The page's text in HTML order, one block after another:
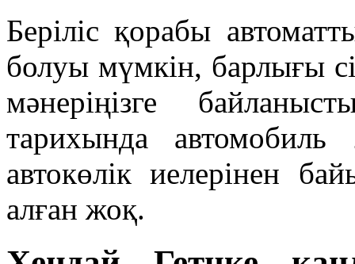
Беріліс қорабы
болуы мүмкін, барлығы
мәнеріңізге
тарихында
автокөлік иелерінен
алған жоқ.